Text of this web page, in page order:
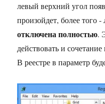
левый верхний угол
произойдет, более того -
отключена полностью.
действовать и
В реестре в параметр